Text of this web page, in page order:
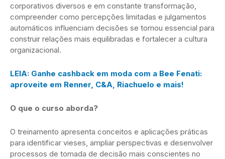
corporativos diversos e em constante transformação,
compreender como percepções limitadas e julgamentos
automáticos influenciam decisões se tornou essencial para
construir relações mais equilibradas e fortalecer a cultura
organizacional.
LEIA: Ganhe cashback em moda com a Bee Fenati:
aproveite em Renner, C&A, Riachuelo e mais!
O que o curso aborda?
O treinamento apresenta conceitos e aplicações práticas
para identificar vieses, ampliar perspectivas e desenvolver
processos de tomada de decisão mais conscientes no